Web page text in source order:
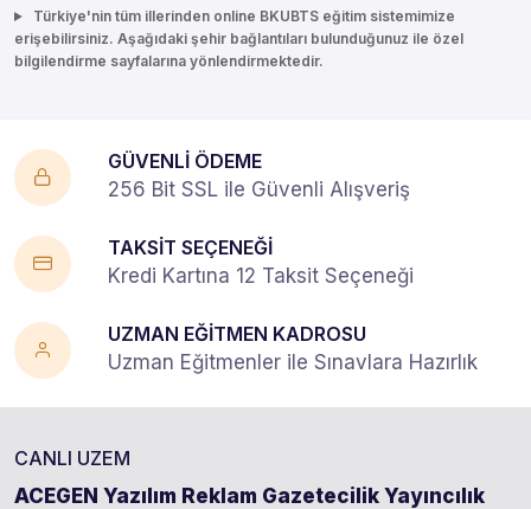
Türkiye'nin tüm illerinden online BKUBTS eğitim sistemimize
erişebilirsiniz. Aşağıdaki şehir bağlantıları bulunduğunuz ile özel
bilgilendirme sayfalarına yönlendirmektedir.
GÜVENLİ ÖDEME
256 Bit SSL ile Güvenli Alışveriş
TAKSİT SEÇENEĞİ
Kredi Kartına 12 Taksit Seçeneği
UZMAN EĞİTMEN KADROSU
Uzman Eğitmenler ile Sınavlara Hazırlık
CANLI UZEM
ACEGEN Yazılım Reklam Gazetecilik Yayıncılık